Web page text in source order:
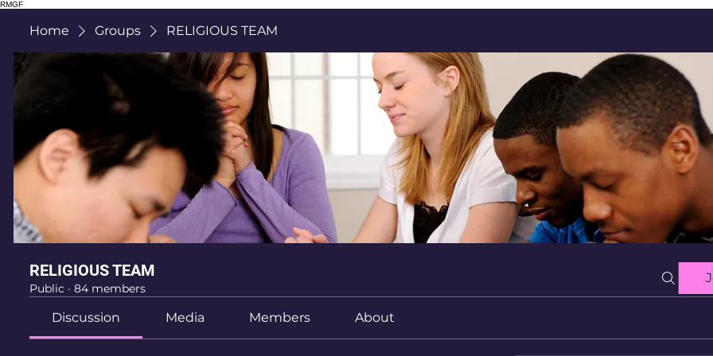
RMGF
Home Groups RELIGIOUS TEAM
RELIGIOUS TEAM
Public · 84 members
Discussion Media Members About